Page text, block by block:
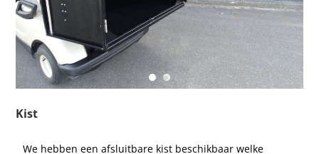
Kist
We hebben een afsluitbare kist beschikbaar welke